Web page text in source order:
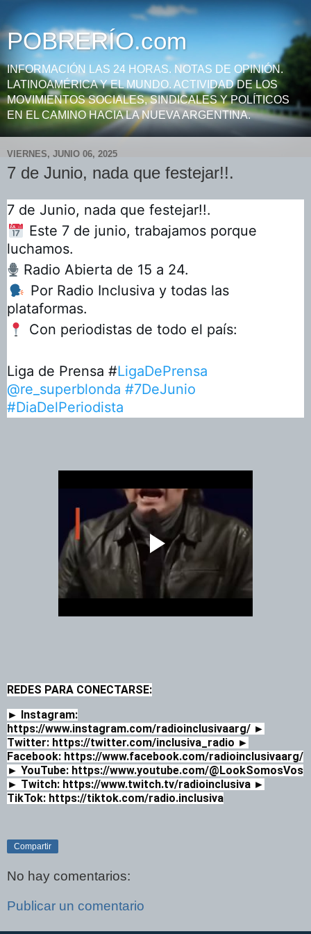
POBRERÍO.com
INFORMACIÓN LAS 24 HORAS. NOTAS DE OPINIÓN.
LATINOAMÉRICA Y EL MUNDO. ACTIVIDAD DE LOS
MOVIMIENTOS SOCIALES, SINDICALES Y POLÍTICOS
EN EL CAMINO HACIA LA NUEVA ARGENTINA.
VIERNES, JUNIO 06, 2025
7 de Junio, nada que festejar!!.
7 de Junio, nada que festejar!!.
📅 Este 7 de junio, trabajamos porque
luchamos.
🎙️ Radio Abierta de 15 a 24.
🗣️ Por Radio Inclusiva y todas las
plataformas.
📍
Con periodistas de todo el país:
Liga de Prensa #LigaDePrensa
@re_superblonda #7DeJunio
#DiaDelPeriodista
REDES PARA CONECTARSE:
► Instagram:
https://www.instagram.com/radioinclusivaarg/ ►
Twitter: https://twitter.com/inclusiva_radio ►
Facebook: https://www.facebook.com/radioinclusivaarg/
► YouTube: https://www.youtube.com/@LookSomosVos
► Twitch: https://www.twitch.tv/radioinclusiva ►
TikTok: https://tiktok.com/radio.inclusiva
Compartir
No hay comentarios:
Publicar un comentario